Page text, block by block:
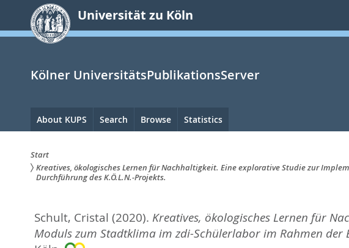
springen
Universität zu Köln
Kölner UniversitätsPublikationsServer
Hauptnavigation
About KUPS Search Browse Statistics
Sie
hier:
Start
Kreatives, ökologisches Lernen für Nachhaltigkeit. Eine explorative Studie zur
Durchführung des K.Ö.L.N.-Projekts.
Schult, Cristal (2020). Kreatives, ökologisches Lernen für
Moduls zum Stadtklima im zdi-Schülerlabor im Rahmen der